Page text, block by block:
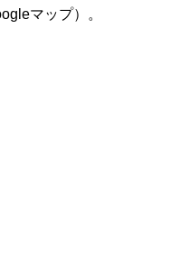
マップ）。